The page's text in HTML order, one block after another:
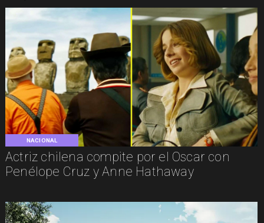
NACIONAL
Actriz chilena compite por el Oscar con
Penélope Cruz y Anne Hathaway